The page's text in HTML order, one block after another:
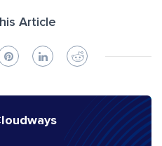
Article